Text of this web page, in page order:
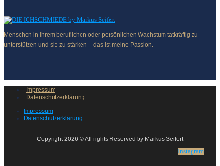
Menschen in ihrem beruflichen oder persönlichen Wachstum tatkräftig zu
unterstützen und sie zu stärken – das ist meine Passion.
Impressum
Datenschutzerklärung
Impressum
Datenschutzerklärung
Copyright 2026 © All rights Reserved by Markus Seifert
Instagram